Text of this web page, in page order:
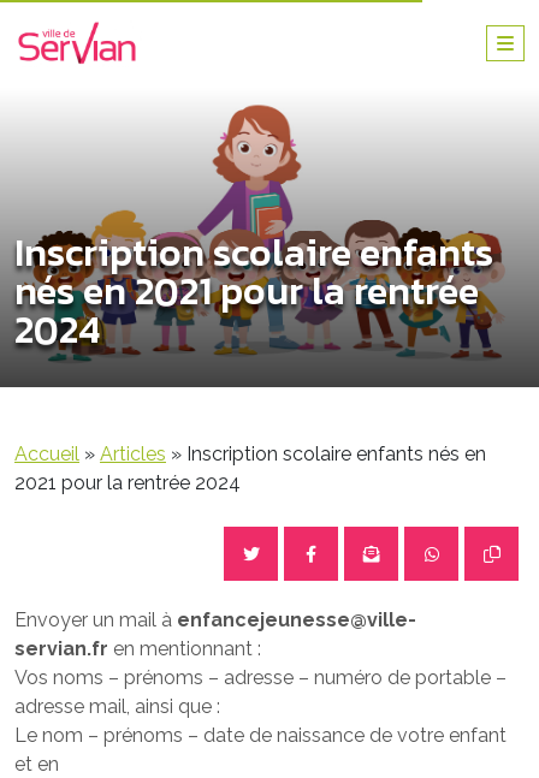
Inscription scolaire enfants
nés en 2021 pour la rentrée
2024
Accueil » Articles » Inscription scolaire enfants nés en
2021 pour la rentrée 2024
Envoyer un mail à enfancejeunesse@ville-
servian.fr en mentionnant :
Vos noms – prénoms – adresse – numéro de portable –
adresse mail, ainsi que :
Le nom – prénoms – date de naissance de votre enfant
et en